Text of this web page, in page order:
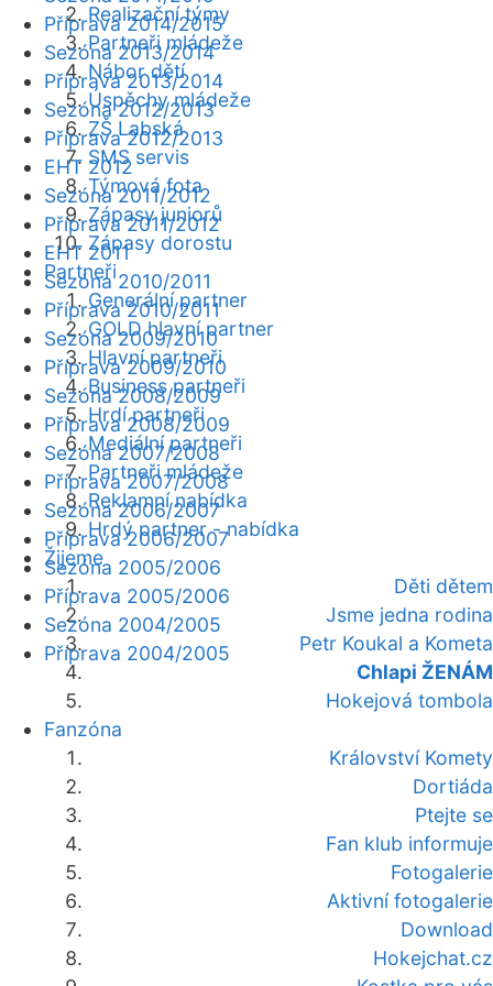
Realizační týmy
Partneři mládeže
Nábor dětí
Úspěchy mládeže
ZŠ Labská
SMS servis
Týmová fota
Zápasy juniorů
Zápasy dorostu
Partneři
Generální partner
GOLD hlavní partner
Hlavní partneři
Business partneři
Hrdí partneři
Mediální partneři
Partneři mládeže
Reklamní nabídka
Hrdý partner - nabídka
Žijeme
Děti dětem
Jsme jedna rodina
Petr Koukal a Kometa
Chlapi ŽENÁM
Hokejová tombola
Fanzóna
Království Komety
Dortiáda
Ptejte se
Fan klub informuje
Fotogalerie
Aktivní fotogalerie
Download
Hokejchat.cz
Příprava 2014/2015
Sezóna 2013/2014
Příprava 2013/2014
Sezóna 2012/2013
Příprava 2012/2013
EHT 2012
Sezóna 2011/2012
Příprava 2011/2012
EHT 2011
Sezóna 2010/2011
Příprava 2010/2011
Sezóna 2009/2010
Příprava 2009/2010
Sezóna 2008/2009
Příprava 2008/2009
Sezóna 2007/2008
Příprava 2007/2008
Sezóna 2006/2007
Příprava 2006/2007
Sezóna 2005/2006
Příprava 2005/2006
Sezóna 2004/2005
Příprava 2004/2005